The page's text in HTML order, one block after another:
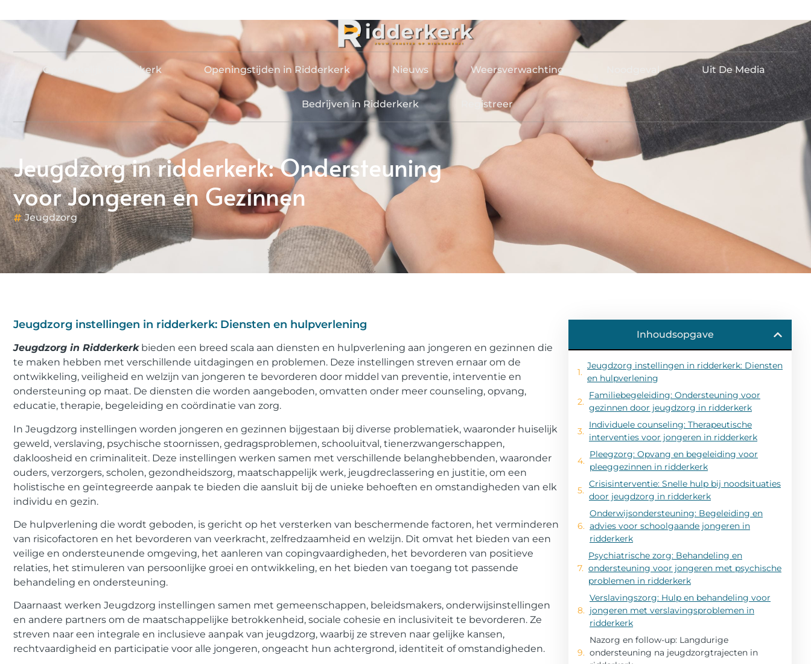
Opmerkelijk Ridderkerk Openingstijden in Ridderkerk Nieuws Weersverwachting Noodgeval Uit De Media
Bedrijven in Ridderkerk Registreer
Jeugdzorg in ridderkerk: Ondersteuning
voor Jongeren en Gezinnen
Jeugdzorg
Jeugdzorg instellingen in ridderkerk: Diensten en hulpverlening
Jeugdzorg in Ridderkerkbieden een breed scala aan diensten en hulpverlening aan jongeren en gezinnen die
te maken hebben met verschillende uitdagingen en problemen. Deze instellingen streven ernaar om de
ontwikkeling, veiligheid en welzijn van jongeren te bevorderen door middel van preventie, interventie en
ondersteuning op maat. De diensten die worden aangeboden, omvatten onder meer counseling, opvang,
educatie, therapie, begeleiding en coördinatie van zorg.
In Jeugdzorg instellingen worden jongeren en gezinnen bijgestaan bij diverse problematiek, waaronder huiselijk
geweld, verslaving, psychische stoornissen, gedragsproblemen, schooluitval, tienerzwangerschappen,
dakloosheid en criminaliteit. Deze instellingen werken samen met verschillende belanghebbenden, waaronder
ouders, verzorgers, scholen, gezondheidszorg, maatschappelijk werk, jeugdreclassering en justitie, om een
holistische en geïntegreerde aanpak te bieden die aansluit bij de unieke behoeften en omstandigheden van elk
individu en gezin.
De hulpverlening die wordt geboden, is gericht op het versterken van beschermende factoren, het verminderen
van risicofactoren en het bevorderen van veerkracht, zelfredzaamheid en welzijn. Dit omvat het bieden van een
veilige en ondersteunende omgeving, het aanleren van copingvaardigheden, het bevorderen van positieve
relaties, het stimuleren van persoonlijke groei en ontwikkeling, en het bieden van toegang tot passende
behandeling en ondersteuning.
Daarnaast werken Jeugdzorg instellingen samen met gemeenschappen, beleidsmakers, onderwijsinstellingen
en andere partners om de maatschappelijke betrokkenheid, sociale cohesie en inclusiviteit te bevorderen. Ze
streven naar een integrale en inclusieve aanpak van jeugdzorg, waarbij ze streven naar gelijke kansen,
rechtvaardigheid en participatie voor alle jongeren, ongeacht hun achtergrond, identiteit of omstandigheden.
Inhoudsopgave
Jeugdzorg instellingen in ridderkerk: Diensten
en hulpverlening
Familiebegeleiding: Ondersteuning voor
gezinnen door jeugdzorg in ridderkerk
Individuele counseling: Therapeutische
interventies voor jongeren in ridderkerk
Pleegzorg: Opvang en begeleiding voor
pleeggezinnen in ridderkerk
Crisisinterventie: Snelle hulp bij noodsituaties
door jeugdzorg in ridderkerk
Onderwijsondersteuning: Begeleiding en
advies voor schoolgaande jongeren in
ridderkerk
Psychiatrische zorg: Behandeling en
ondersteuning voor jongeren met psychische
problemen in ridderkerk
Verslavingszorg: Hulp en behandeling voor
jongeren met verslavingsproblemen in
ridderkerk
Nazorg en follow-up: Langdurige
ondersteuning na jeugdzorgtrajecten in